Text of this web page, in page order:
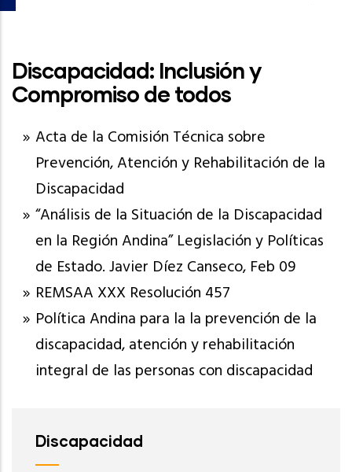
Discapacidad: Inclusión y
Compromiso de todos
Acta de la Comisión Técnica sobre
Prevención, Atención y Rehabilitación de la
Discapacidad
“Análisis de la Situación de la Discapacidad
en la Región Andina” Legislación y Políticas
de Estado. Javier Díez Canseco, Feb 09
REMSAA XXX Resolución 457
Política Andina para la la prevención de la
discapacidad, atención y rehabilitación
integral de las personas con discapacidad
Discapacidad